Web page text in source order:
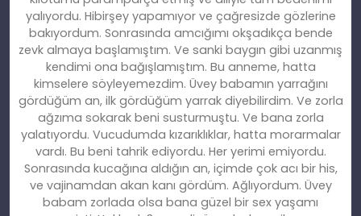
yalıyordu. Hibirşey yapamıyor ve çağresizde gözlerine
bakıyordum. Sonrasında amcığımı okşadıkça bende
zevk almaya başlamıştım. Ve sanki baygın gibi uzanmış
kendimi ona bağışlamıştım. Bu anneme, hatta
kimselere söyleyemezdim. Üvey babamın yarrağını
gördüğüm an, ilk gördüğüm yarrak diyebilirdim. Ve zorla
ağzıma sokarak beni susturmuştu. Ve bana zorla
yalatıyordu. Vucudumda kızarıklıklar, hatta morarmalar
vardı. Bu beni tahrik ediyordu. Her yerimi emiyordu.
Sonrasında kucağına aldığın an, içimde çok acı bir his,
ve vajinamdan akan kanı gördüm. Ağlıyordum. Üvey
babam zorlada olsa bana güzel bir sex yaşamı